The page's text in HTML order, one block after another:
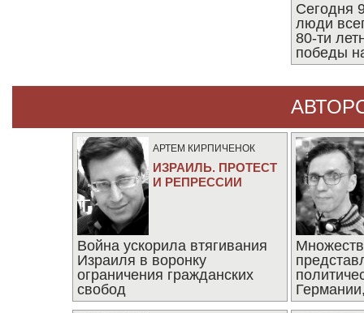
Сегодня
люди
80-ти
победы
АРТЕМ КИРПИЧЕНОК
ИЗРАИЛЬ. ПРОТЕСТ
И РЕПРЕССИИ
Война ускорила втягивания
Израиля в воронку
ограничения гражданских
свобод